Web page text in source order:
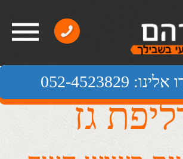
דליפת גז​
מה עושים כשיש חשד
התקשרו אלינו: 052-4523829